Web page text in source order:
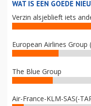
WAT IS EEN GOEDE
Verzin alsjeblieft iets
European Airlines Group
The Blue Group
Air-France-KLM-SAS(-